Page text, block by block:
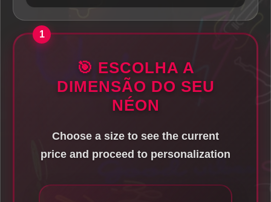
🎯 ESCOLHA A
DIMENSÃO DO SEU
NÉON
Choose a size to see the current
price and proceed to personalization